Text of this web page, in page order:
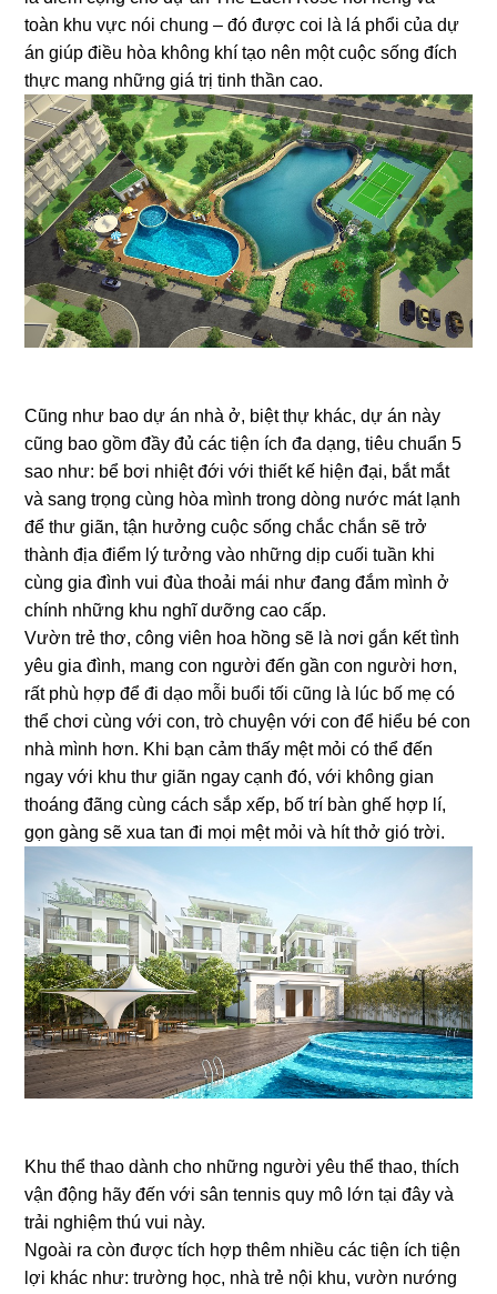
toàn khu vực nói chung – đó được coi là lá phổi của dự
án giúp điều hòa không khí tạo nên một cuộc sống đích
thực mang những giá trị tinh thần cao.
Cũng như bao dự án nhà ở, biệt thự khác, dự án này
cũng bao gồm đầy đủ các tiện ích đa dạng, tiêu chuẩn 5
sao như: bể bơi nhiệt đới với thiết kế hiện đại, bắt mắt
và sang trọng cùng hòa mình trong dòng nước mát lạnh
để thư giãn, tận hưởng cuộc sống chắc chắn sẽ trở
thành địa điểm lý tưởng vào những dịp cuối tuần khi
cùng gia đình vui đùa thoải mái như đang đắm mình ở
chính những khu nghĩ dưỡng cao cấp.
Vườn trẻ thơ, công viên hoa hồng sẽ là nơi gắn kết tình
yêu gia đình, mang con người đến gần con người hơn,
rất phù hợp để đi dạo mỗi buổi tối cũng là lúc bố mẹ có
thể chơi cùng với con, trò chuyện với con để hiểu bé con
nhà mình hơn. Khi bạn cảm thấy mệt mỏi có thể đến
ngay với khu thư giãn ngay cạnh đó, với không gian
thoáng đãng cùng cách sắp xếp, bố trí bàn ghế hợp lí,
gọn gàng sẽ xua tan đi mọi mệt mỏi và hít thở gió trời.
Khu thể thao dành cho những người yêu thể thao, thích
vận động hãy đến với sân tennis quy mô lớn tại đây và
trải nghiệm thú vui này.
Ngoài ra còn được tích hợp thêm nhiều các tiện ích tiện
lợi khác như: trường học, nhà trẻ nội khu, vườn nướng